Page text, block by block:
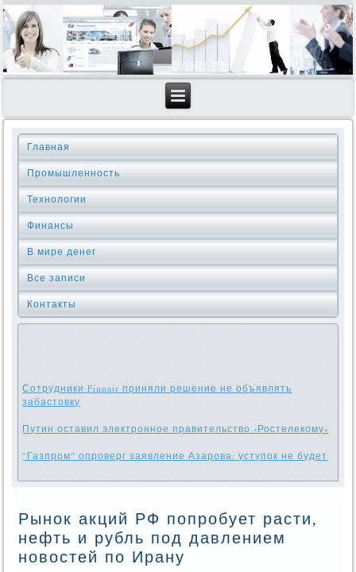
Главная
Промышленность
Технологии
Финансы
В мире денег
Все записи
Контакты
Сотрудники Finnair приняли решение не объявлять
забастовку
Путин оставил электронное правительство «Ростелекому»
"Газпром" опроверг заявление Азарова: уступок не будет
Рынок акций РФ попробует расти,
нефть и рубль под давлением
новостей по Ирану